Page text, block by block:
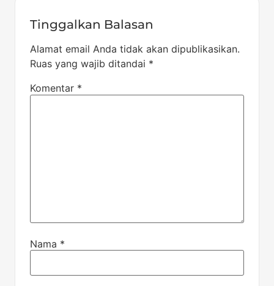
Tinggalkan Balasan
Alamat email Anda tidak akan dipublikasikan.
Ruas yang wajib ditandai *
Komentar *
Nama *